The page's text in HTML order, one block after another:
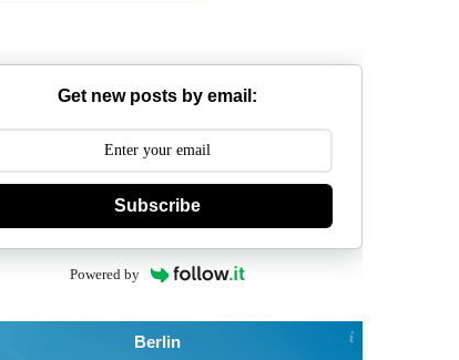
Get new posts by email:
Subscribe
Powered by
Berlin